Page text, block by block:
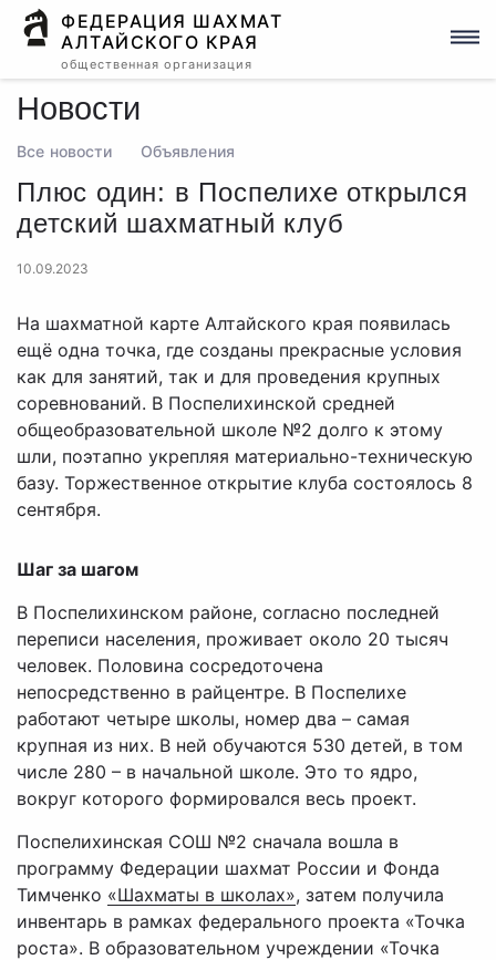
ФЕДЕРАЦИЯ ШАХМАТ
АЛТАЙСКОГО КРАЯ
общественная организация
Новости
Все новости Объявления
Плюс один: в Поспелихе открылся
детский шахматный клуб
10.09.2023
На шахматной карте Алтайского края появилась
ещё одна точка, где созданы прекрасные условия
как для занятий, так и для проведения крупных
соревнований. В Поспелихинской средней
общеобразовательной школе №2 долго к этому
шли, поэтапно укрепляя материально-техническую
базу. Торжественное открытие клуба состоялось 8
сентября.
Шаг за шагом
В Поспелихинском районе, согласно последней
переписи населения, проживает около 20 тысяч
человек. Половина сосредоточена
непосредственно в райцентре. В Поспелихе
работают четыре школы, номер два – самая
крупная из них. В ней обучаются 530 детей, в том
числе 280 – в начальной школе. Это то ядро,
вокруг которого формировался весь проект.
Поспелихинская СОШ №2 сначала вошла в
программу Федерации шахмат России и Фонда
Тимченко «Шахматы в школах», затем получила
инвентарь в рамках федерального проекта «Точка
роста». В образовательном учреждении «Точка